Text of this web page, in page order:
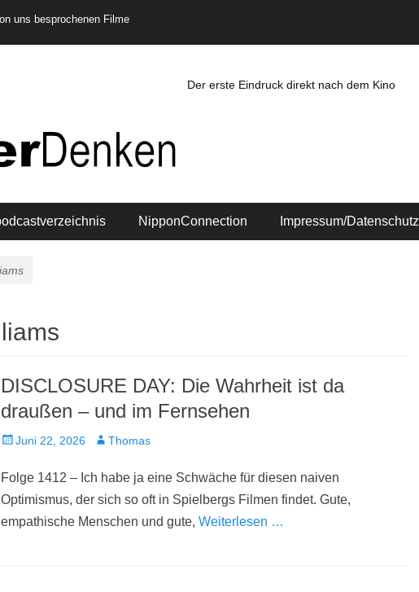
uns besprochenen Filme
Der erste Eindruck direkt nach dem Kino
NipponConnection Impressum/Datenschutz
DISCLOSURE DAY: Die Wahrheit ist da
draußen – und im Fernsehen
Veröffentlicht
Juni 22, 2026 AutorThomas
Folge 1412 – Ich habe ja eine Schwäche für diesen naiven
Optimismus, der sich so oft in Spielbergs Filmen findet. Gute,
empathische Menschen und gute, Weiterlesen …